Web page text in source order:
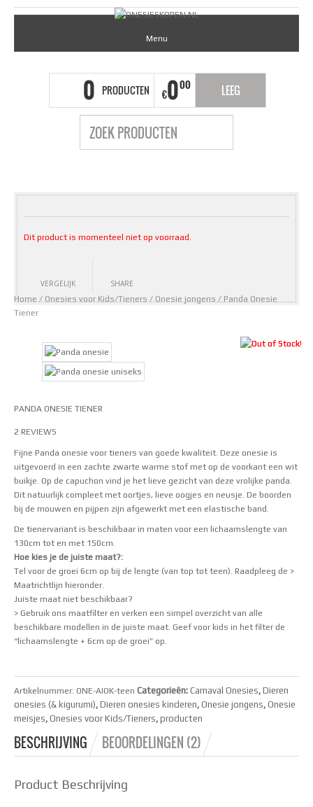
Menu
0 PRODUCTEN €000 LEEG
Home / Onesies voor Kids/Tieners / Onesie jongens / Panda Onesie
Tiener
Dit product is momenteel niet op voorraad.
VERGELIJK SHARE
PANDA ONESIE TIENER
4.50 uit 5
2 REVIEWS
Fijne Panda onesie voor tieners van goede kwaliteit. Deze onesie is
uitgevoerd in een zachte zwarte warme stof met op de voorkant een wit
buikje. Op de capuchon vind je het lieve gezicht van deze vrolijke panda.
Dit natuurlijk compleet met oortjes, lieve oogjes en neusje. De boorden
bij de mouwen en pijpen zijn afgewerkt met een elastische band.
De tienervariant is beschikbaar in maten voor een lichaamslengte van
130cm tot en met 150cm.
Hoe kies je de juiste maat?:
Tel voor de groei 6cm op bij de lengte (van top tot teen). Raadpleeg de >
Maatrichtlijn hieronder.
Juiste maat niet beschikbaar?
> Gebruik ons maatfilter en verken een simpel overzicht van alle
beschikbare modellen in de juiste maat. Geef voor kids in het filter de
“lichaamslengte + 6cm op de groei” op.
Artikelnummer: ONE-AIOK-teen Categorieën: Carnaval Onesies, Dieren
onesies (& kigurumi), Dieren onesies kinderen, Onesie jongens, Onesie
meisjes, Onesies voor Kids/Tieners, producten
BESCHRIJVING BEOORDELINGEN (2)
Product Beschrijving